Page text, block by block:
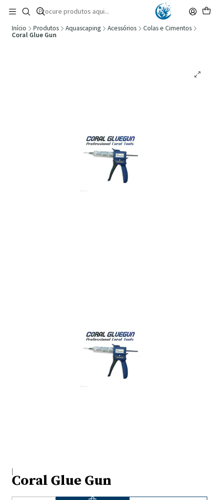
🚚 Portugal Continental: Portes Grátis desde 149,90€ (Envio extresso: 14,90€)
Ler mais
Início Produtos Aquascaping Acessórios
Colas e Cimentos
Coral Glue Gun
|
Coral Glue Gun